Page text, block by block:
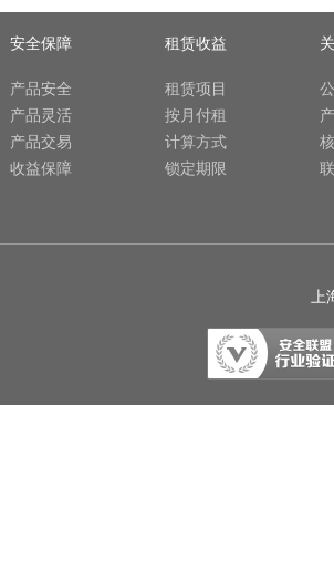
安全保障
产品安全
产品灵活
产品交易
收益保障
租赁收益
租赁项目
按月付租
计算方式
锁定期限